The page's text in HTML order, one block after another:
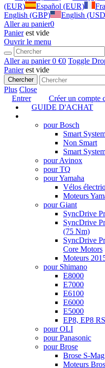
(EUR)
Español (EUR)
English (GBP)
English
Aller au panier0
Panierest vide
Ouvrir le menu
Aller au panier0 €0 Toggle
Panierest vide
Chercher
Plus Close
Entrer
Créer un compte
GUIDE D'ACHAT
pour Bosch
Smart
Non Smart
Smart
pour Avinox
pour TQ
pour Yamaha
Vélos
Moteurs
pour Giant
SyncDrive
SyncDrive
(75 Nm)
SyncDrive
Core Motors
Moteurs
pour Shimano
E8000
E7000
E6100
E6000
E5000
EP8, EP8
pour OLI
pour Panasonic
pour Brose
Brose S-
Moteurs